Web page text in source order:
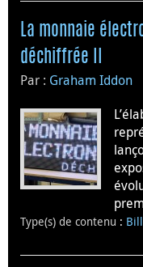
La monnaie
déchiffrée II
Par : Graham Iddon
Type(s) de contenu :